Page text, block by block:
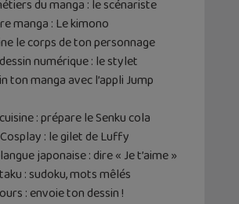
du manga : le scénariste
manga : Le kimono
le corps de ton personnage
numérique : le stylet
ton manga avec l’appli Jump
: prépare le Senku cola
: le gilet de Luffy
japonaise : dire « Je t’aime »
: sudoku, mots mêlés
: envoie ton dessin !